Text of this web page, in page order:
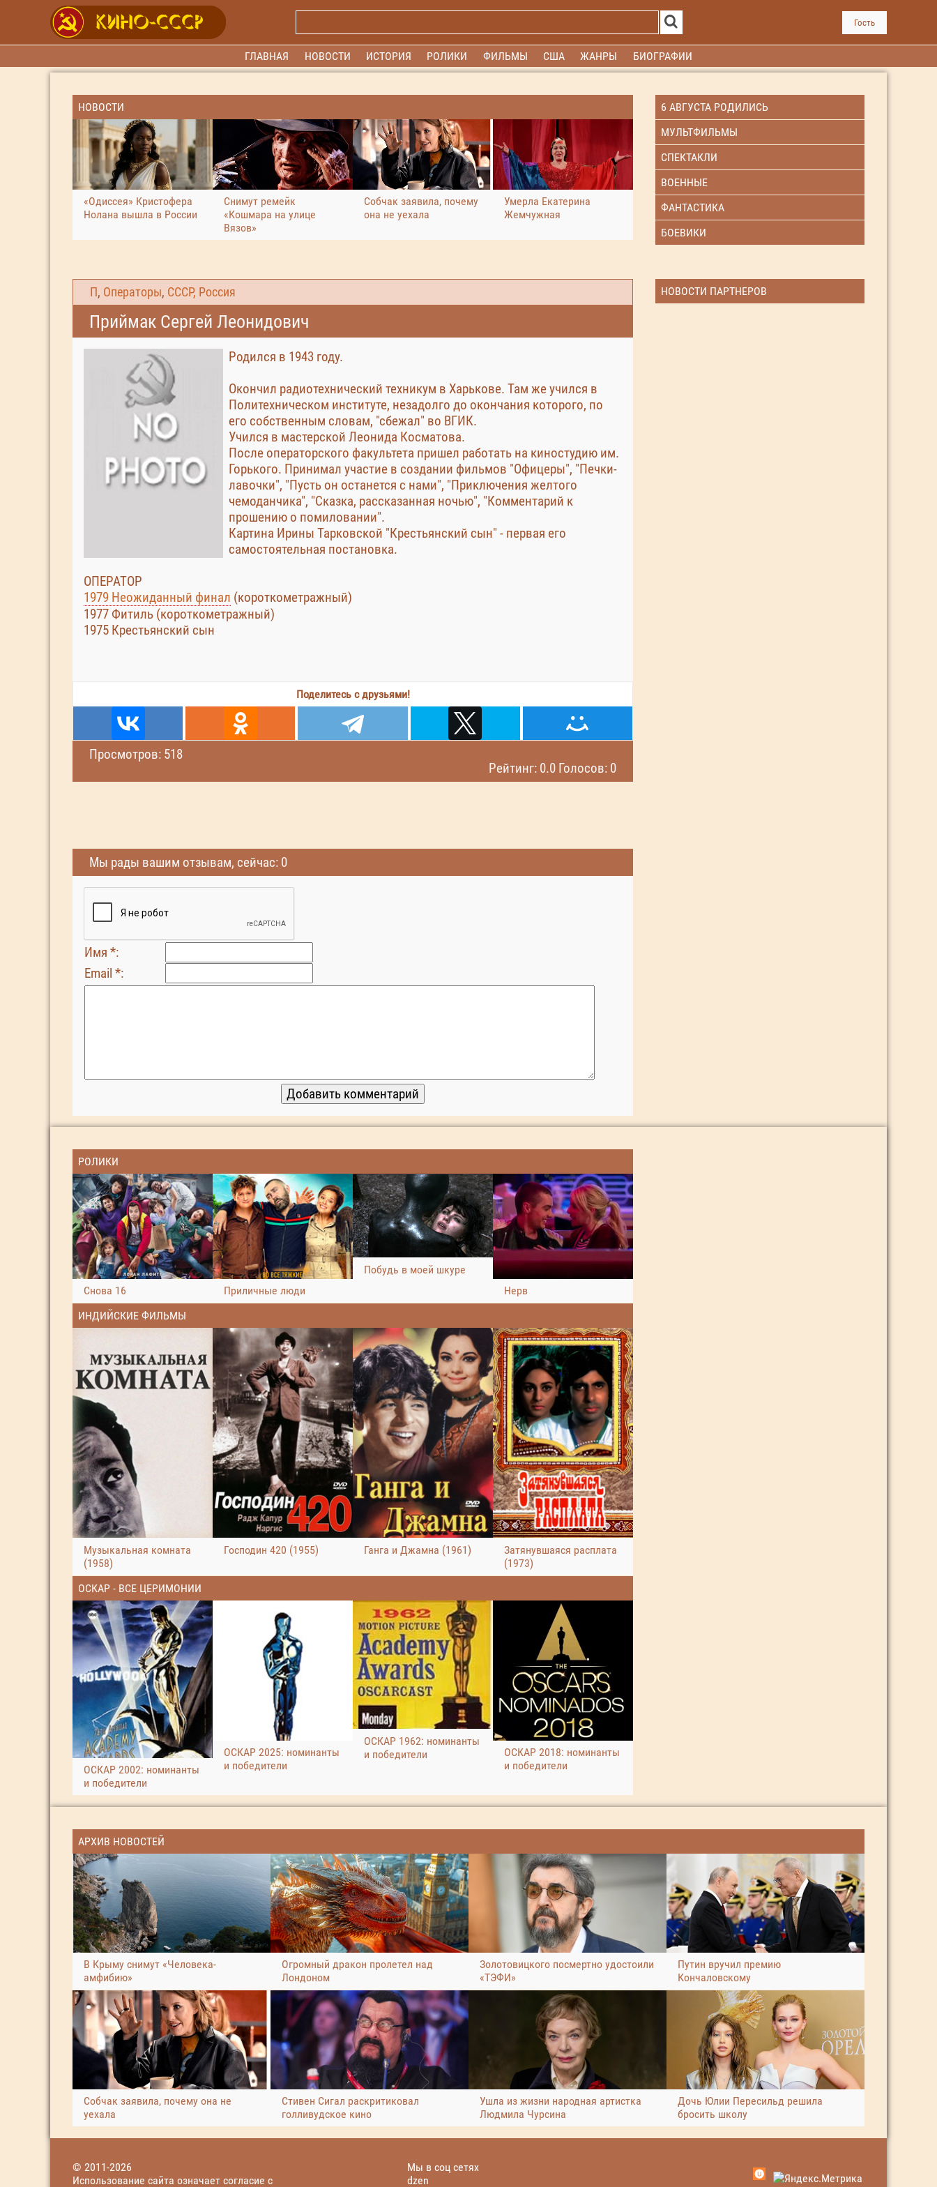
Гость
ГЛАВНАЯ НОВОСТИ ИСТОРИЯ РОЛИКИ ФИЛЬМЫ США ЖАНРЫ БИОГРАФИИ
НОВОСТИ
«Одиссея» Кристофера
Нолана вышла в России
Снимут ремейк
«Кошмара на улице
Вязов»
Собчак заявила, почему
она не уехала
Умерла Екатерина
Жемчужная
6 АВГУСТА РОДИЛИСЬ
МУЛЬТФИЛЬМЫ
СПЕКТАКЛИ
ВОЕННЫЕ
ФАНТАСТИКА
БОЕВИКИ
П , Операторы, СССР, Россия
Приймак Сергей Леонидович
Родился в 1943 году.
Окончил радиотехнический техникум в Харькове. Там же учился в
Политехническом институте, незадолго до окончания которого, по
его собственным словам, "сбежал" во ВГИК.
Учился в мастерской Леонида Косматова.
После операторского факультета пришел работать на киностудию им.
Горького. Принимал участие в создании фильмов "Офицеры", "Печки-
лавочки", "Пусть он останется с нами", "Приключения желтого
чемоданчика", "Сказка, рассказанная ночью", "Комментарий к
прошению о помиловании".
Картина Ирины Тарковской "Крестьянский сын" - первая его
самостоятельная постановка.
ОПЕРАТОР
1979 Неожиданный финал (короткометражный)
1977 Фитиль (короткометражный)
1975 Крестьянский сын
Поделитесь с друзьями!
Просмотров: 518
Рейтинг: 0.0 Голосов: 0
НОВОСТИ ПАРТНЕРОВ
Мы рады вашим отзывам, сейчас: 0
Имя *:
Email *:
РОЛИКИ
Снова 16 Приличные люди
Побудь в моей шкуре
Нерв
ИНДИЙСКИЕ ФИЛЬМЫ
Музыкальная комната
(1958)
Господин 420 (1955) Ганга и Джамна (1961)
Затянувшаяся расплата
(1973)
ОСКАР - ВСЕ ЦЕРИМОНИИ
ОСКАР 2002: номинанты
и победители
ОСКАР 2025: номинанты
и победители
ОСКАР 1962: номинанты
и победители
ОСКАР 2018: номинанты
и победители
АРХИВ НОВОСТЕЙ
В Крыму снимут «Человека-
амфибию»
Огромный дракон пролетел над
Лондоном
Золотовицкого посмертно удостоили
«ТЭФИ»
Путин вручил премию
Кончаловскому
Собчак заявила, почему она не
уехала
Стивен Сигал раскритиковал
голливудское кино
Ушла из жизни народная артистка
Людмила Чурсина
Дочь Юлии Пересильд решила
бросить школу
© 2011-2026
Использование сайта означает согласие с
Мы в соц сетях
dzen